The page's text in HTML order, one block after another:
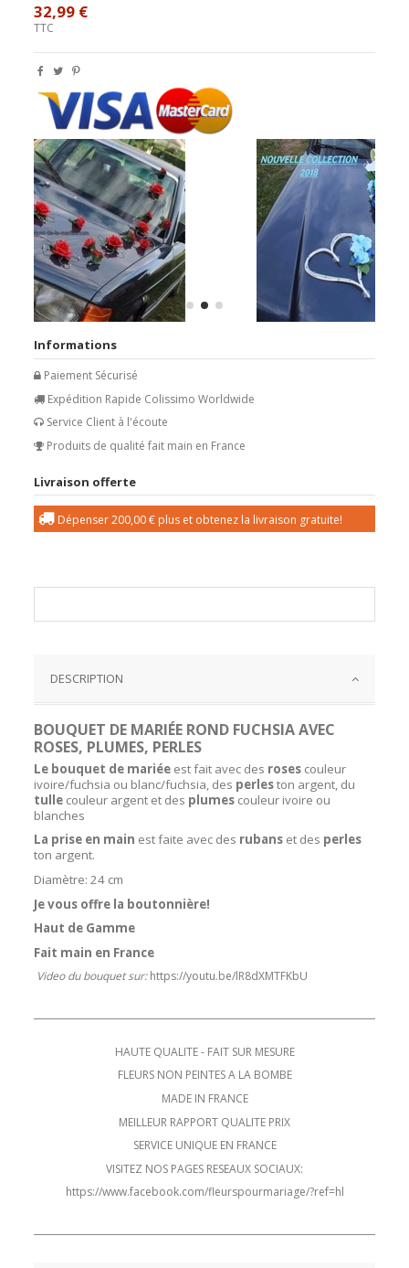
32,99 €
TTC
Informations
Paiement Sécurisé
Expédition Rapide Colissimo Worldwide
Service Client à l'écoute
Produits de qualité fait main en France
Livraison offerte
Dépenser200,00 € plus et obtenez la livraison gratuite!
DESCRIPTION
BOUQUET DE MARIÉE ROND FUCHSIA AVEC
ROSES, PLUMES, PERLES
Le bouquet de mariée est fait avec des roses couleur
ivoire/fuchsia ou blanc/fuchsia, des perleston argent, du
tulle couleur argent et des plumes couleur ivoire ou
blanches
La prise en main est faite avec des rubans et des perles
ton argent.
Diamètre: 24 cm
Je vous offre la boutonnière!
Haut de Gamme
Fait main en France
Video du bouquet sur:https://youtu.be/lR8dXMTFKbU
HAUTE QUALITE - FAIT SUR MESURE
FLEURS NON PEINTES A LA BOMBE
MADE IN FRANCE
MEILLEUR RAPPORT QUALITE PRIX
SERVICE UNIQUE EN FRANCE
VISITEZ NOS PAGES RESEAUX SOCIAUX:
https://www.facebook.com/fleurspourmariage/?ref=hl